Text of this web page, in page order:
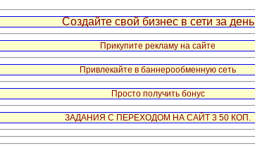
Создайте свой бизнес в сети за день
Прикупите рекламу на сайте
Привлекайте в баннерообменную сеть
Просто получить бонус
ЗАДАНИЯ С ПЕРЕХОДОМ НА САЙТ 3 50 КОП.